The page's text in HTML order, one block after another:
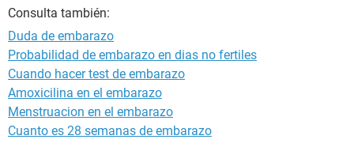
Consulta también:
Duda de embarazo
Probabilidad de embarazo en dias no fertiles
Cuando hacer test de embarazo
Amoxicilina en el embarazo
Menstruacion en el embarazo
Cuanto es 28 semanas de embarazo